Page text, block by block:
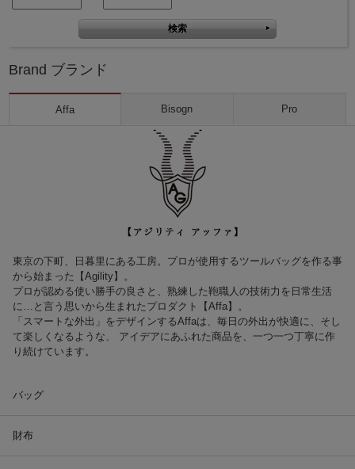
Brand ブランド
Affa Bisogn Pro
東京の下町、日暮里にある工房。プロが使用するツールバッグを作る事
から始まった【Agility】。
プロが認める使い勝手の良さと、熟練した鞄職人の技術力を日常生活
に…と言う思いから生まれたプロダクト【Affa】。
「スマートな外出」をデザインするAffaは、毎日の外出が快適に、そし
て楽しくなるような、 アイデアにあふれた商品を、一つ一つ丁寧に作
り続けています。
バッグ
財布